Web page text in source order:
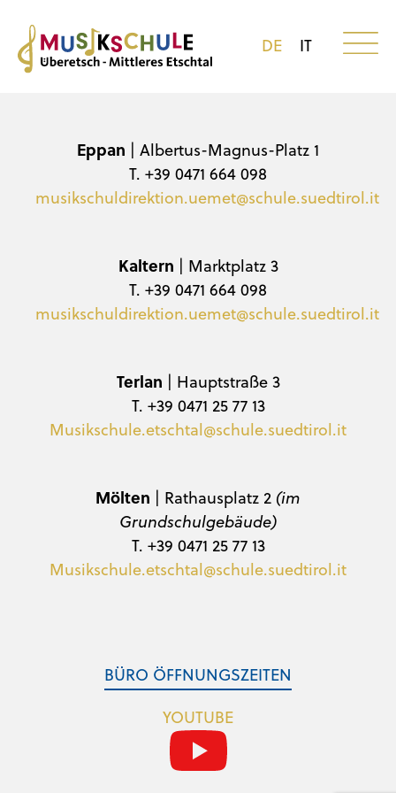
DE IT
Eppan | Albertus-Magnus-Platz 1
T. +39 0471 664 098
musikschuldirektion.uemet@schule.suedtirol.it
Kaltern | Marktplatz 3
T. +39 0471 664 098
musikschuldirektion.uemet@schule.suedtirol.it
Terlan | Hauptstraße 3
T. +39 0471 25 77 13
Musikschule.etschtal@schule.suedtirol.it
Mölten | Rathausplatz 2 (im
Grundschulgebäude)
T. +39 0471 25 77 13
Musikschule.etschtal@schule.suedtirol.it
BÜRO ÖFFNUNGSZEITEN
YOUTUBE